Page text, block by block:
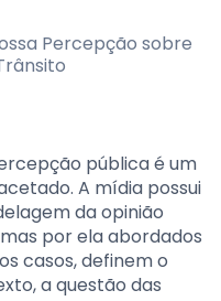
pública é um
A mídia possui
da opinião
por ela abordados
casos, definem o
a questão das